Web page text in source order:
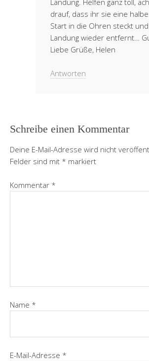
Landung. Helfen ganz toll,
drauf, dass ihr sie eine
Start in die Ohren steckt
Landung wieder entfernt…
Liebe Grüße, Helen
Antworten
Schreibe einen Kommentar
Deine E-Mail-Adresse wird nicht
Felder sind mit * markiert
Kommentar *
Name *
E-Mail-Adresse *